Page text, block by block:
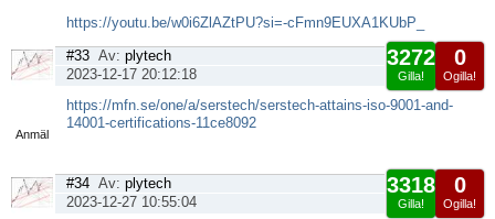
https://youtu.be/w0i6ZlAZtPU?si=-cFmn9EUXA1KUbP_
Anmäl
0
Ogilla!
3272
Gilla!
#33 Av: plytech
2023-12-17 20:12:18
https://mfn.se/one/a/serstech/serstech-attains-iso-9001-and-
14001-certifications-11ce8092
0
Ogilla!
3318
Gilla!
#34 Av: plytech
2023-12-27 10:55:04